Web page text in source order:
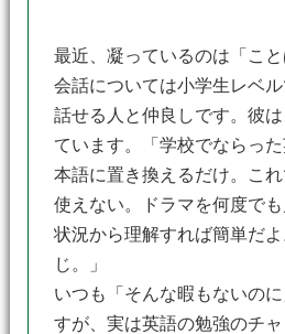
最近、凝っているのは「こ
会話については小学生レベ
話せる人と仲良しです。彼
ています。「学校でならっ
本語に置き換えるだけ。こ
使えない。ドラマを何度で
状況から理解すれば簡単だ
じ。」
いつも「そんな暇もないの
すが、実は英語の勉強のチ